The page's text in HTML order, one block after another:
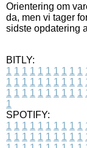
Orientering om
da, men vi tager
sidste opdatering
BITLY:
1 1 1 1 1 1 1 1 1 1
1 1 1 1 1 1 1 1 1 1
1 1 1 1 1 1 1 1 1 1
1
SPOTIFY:
1 1 1 1 1 1 1 1 1 1
1 1 1 1 1 1 1 1 1 1